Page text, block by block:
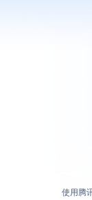
使用腾